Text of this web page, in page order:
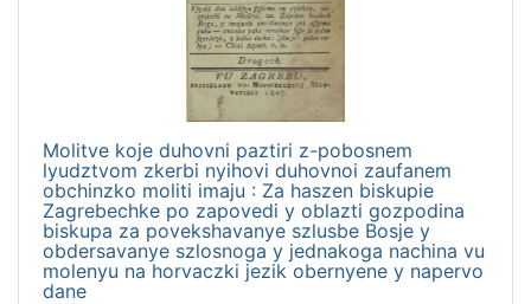
Molitve koje duhovni paztiri z-pobosnem
lyudztvom zkerbi nyihovi duhovnoi zaufanem
obchinzko moliti imaju : Za haszen biskupie
Zagrebechke po zapovedi y oblazti gozpodina
biskupa za povekshavanye szlusbe Bosje y
obdersavanye szlosnoga y jednakoga nachina vu
molenyu na horvaczki jezik obernyene y napervo
dane